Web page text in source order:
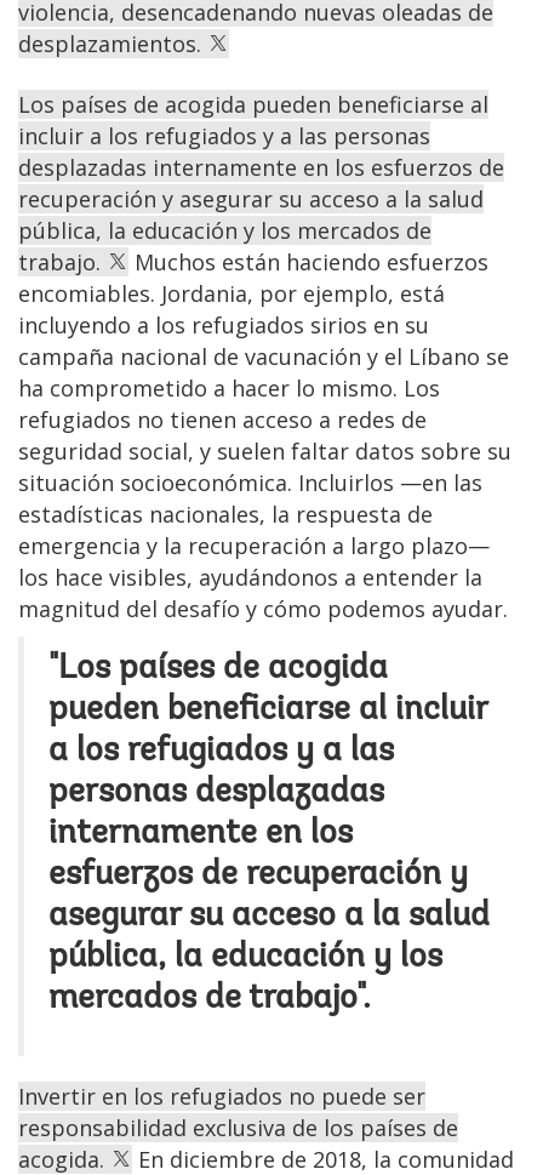
violencia, desencadenando nuevas oleadas de
desplazamientos.
Los países de acogida pueden beneficiarse al
incluir a los refugiados y a las personas
desplazadas internamente en los esfuerzos de
recuperación y asegurar su acceso a la salud
pública, la educación y los mercados de
trabajo.
Muchos están haciendo esfuerzos
encomiables. Jordania, por ejemplo, está
incluyendo a los refugiados sirios en su
campaña nacional de vacunación y el Líbano se
ha comprometido a hacer lo mismo. Los
refugiados no tienen acceso a redes de
seguridad social, y suelen faltar datos sobre su
situación socioeconómica. Incluirlos —en las
estadísticas nacionales, la respuesta de
emergencia y la recuperación a largo plazo—
los hace visibles, ayudándonos a entender la
magnitud del desafío y cómo podemos ayudar.
"Los países de acogida
pueden beneficiarse al incluir
a los refugiados y a las
personas desplazadas
internamente en los
esfuerzos de recuperación y
asegurar su acceso a la salud
pública, la educación y los
mercados de trabajo".
Invertir en los refugiados no puede ser
responsabilidad exclusiva de los países de
acogida.
En diciembre de 2018, la comunidad